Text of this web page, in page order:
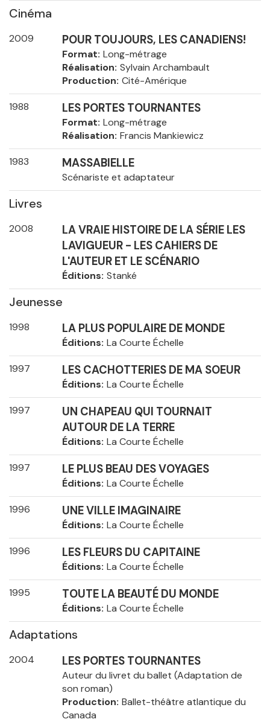
Cinéma
2009 POUR TOUJOURS, LES CANADIENS!
Format Long-métrage
Réalisation Sylvain Archambault
Production Cité-Amérique
1988 LES PORTES TOURNANTES
Format Long-métrage
Réalisation Francis Mankiewicz
1983 MASSABIELLE
Scénariste et adaptateur
Livres
2008
LA VRAIE HISTOIRE DE LA SÉRIE LES
LAVIGUEUR - LES CAHIERS DE
L'AUTEUR ET LE SCÉNARIO
Éditions Stanké
Jeunesse
1998 LA PLUS POPULAIRE DE MONDE
Éditions La Courte Échelle
1997 LES CACHOTTERIES DE MA SOEUR
Éditions La Courte Échelle
1997
UN CHAPEAU QUI TOURNAIT
AUTOUR DE LA TERRE
Éditions La Courte Échelle
1997 LE PLUS BEAU DES VOYAGES
Éditions La Courte Échelle
1996 UNE VILLE IMAGINAIRE
Éditions La Courte Échelle
1996 LES FLEURS DU CAPITAINE
Éditions La Courte Échelle
1995 TOUTE LA BEAUTÉ DU MONDE
Éditions La Courte Échelle
Adaptations
2004 LES PORTES TOURNANTES
Auteur du livret du ballet (Adaptation de
son roman)
Production Ballet-théâtre atlantique du
Canada